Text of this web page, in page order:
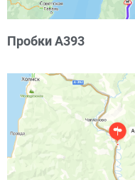
Пробки А393